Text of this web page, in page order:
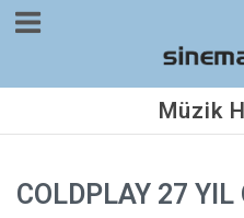
Müzik
COLDPLAY 27